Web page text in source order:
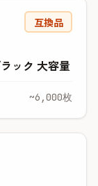
互換品
ック 大容量
~6,000枚